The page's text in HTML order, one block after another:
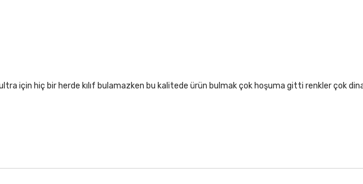
için hiç bir herde kılıf bulamazken bu kalitede ürün bulmak çok hoşuma gitti renkler çok